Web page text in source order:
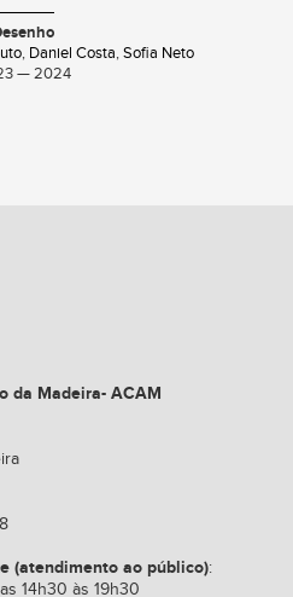
, Daniel Costa, Sofia Neto
— 2024
da Madeira- ACAM
(atendimento ao público):
14h30 às 19h30